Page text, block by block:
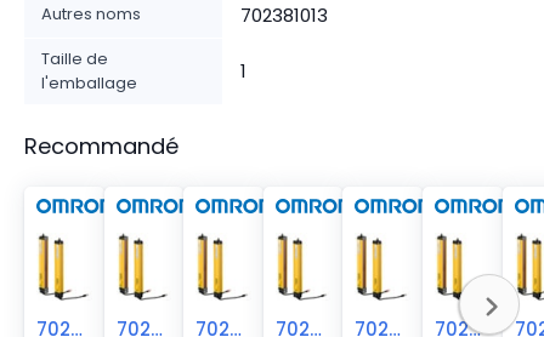
Autres noms 702381013
Taille de
l'emballage
1
Recommandé
70238-1012 70238-1014 70238-1011 70238-1015 70238-1010 70238-1016